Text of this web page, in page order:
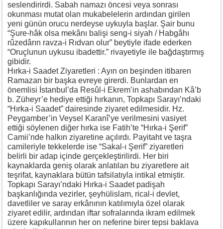
seslendirirdi. Sabah namazı öncesi veya sonrası
okunması mutat olan mukabelelerin ardından girilen
yeni günün orucu nerdeyse uykuyla başlar. Şair bunu
“Şure-hâk olsa mekânı balişi seng-i siyah / Habgâhı
rûzedârın ravza-i Rıdvan olur” beytiyle ifade ederken
“Oruçlunun uykusu ibadettir.” rivayetiyle ile bağdaştırmış
gibidir.
Hırka-i Saadet Ziyaretleri : Ayın on beşinden itibaren
Ramazan bir başka evreye girerdi. Bunlardan en
önemlisi İstanbul’da Resûl-i Ekrem’in ashabından Kâ’b
b. Züheyr’e hediye ettiği hırkanın, Topkapı Sarayı’ndaki
“Hırka-i Saadet” dairesinde ziyaret edilmesidir. Hz.
Peygamber’in Veysel Karanî’ye verilmesini vasiyet
ettiği söylenen diğer hırka ise Fatih’te “Hırka-i Şerif”
Camii’nde halkın ziyaretine açılırdı. Payitaht ve taşra
camileriyle tekkelerde ise “Sakal-ı Şerif” ziyaretleri
belirli bir adap içinde gerçekleştirilirdi. Her biri
kaynaklarda geniş olarak anlatılan bu ziyaretlere ait
teşrifat, kaynaklara bütün tafsilatıyla intikal etmiştir.
Topkapı Sarayı’ndaki Hırka-i Saadet padişah
başkanlığında vezirler, şeyhülislam, rical-i devlet,
davetliler ve saray erkânının katılımıyla özel olarak
ziyaret edilir, ardından iftar sofralarında ikram edilmek
üzere kapıkullarının her on neferine birer tepsi baklava